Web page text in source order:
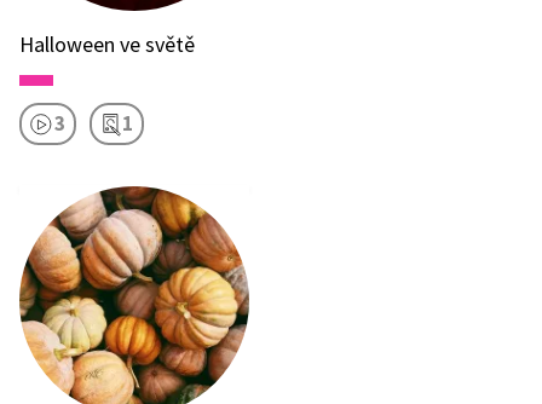
Halloween ve světě
3 1